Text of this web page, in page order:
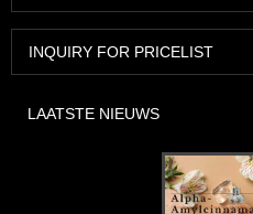
INQUIRY FOR PRICELIST
LAATSTE NIEUWS